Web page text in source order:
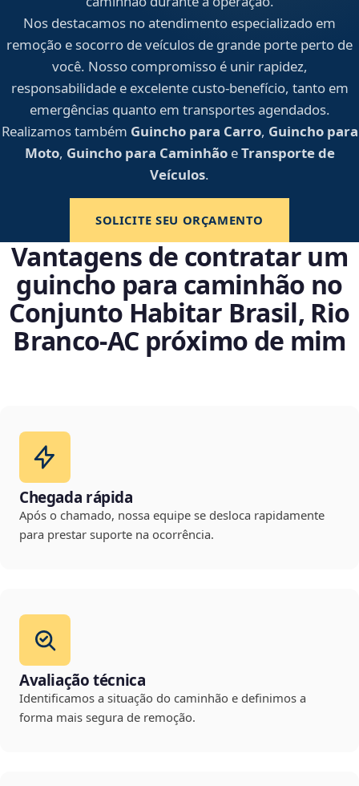
Nos destacamos no atendimento especializado em
remoção e socorro de veículos de grande porte perto de
você. Nosso compromisso é unir rapidez,
responsabilidade e excelente custo-benefício, tanto em
emergências quanto em transportes agendados.
Realizamos também Guincho para Carro, Guincho para
Moto, Guincho para CaminhãoeTransporte de
Veículos.
SOLICITE SEU ORÇAMENTO
Vantagens de contratar um
guincho para caminhão no
Conjunto Habitar Brasil, Rio
Branco‑AC próximo de mim
Chegada rápida
Após o chamado, nossa equipe se desloca rapidamente
para prestar suporte na ocorrência.
Avaliação técnica
Identificamos a situação do caminhão e definimos a
forma mais segura de remoção.